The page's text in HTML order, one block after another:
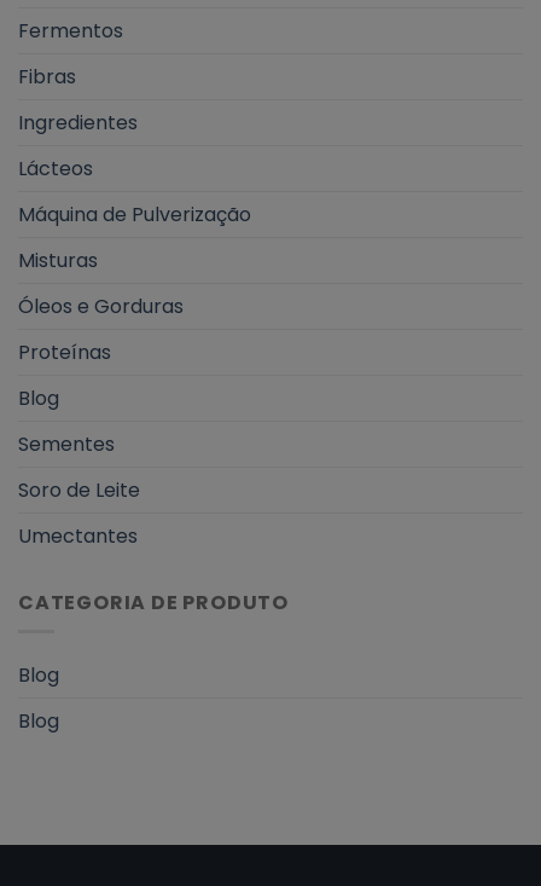
Fermentos
Fibras
Ingredientes
Lácteos
Máquina de Pulverização
Misturas
Óleos e Gorduras
Proteínas
Blog
Sementes
Soro de Leite
Umectantes
CATEGORIA DE PRODUTO
Blog
Blog